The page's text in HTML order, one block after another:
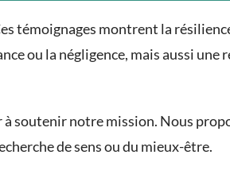
témoignages montrent la
ou la négligence, mais aussi une
soutenir notre mission. Nous
de sens ou du mieux-être.